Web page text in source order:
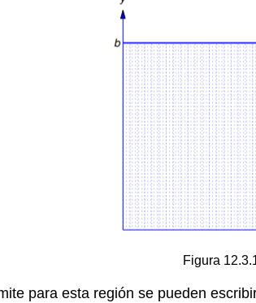
Figura
para esta región se pueden